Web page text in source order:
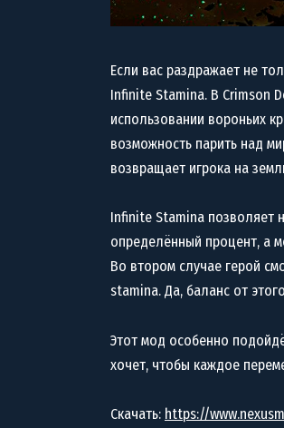
Если вас раздражает не
Infinite Stamina. В Crimson
использовании вороньих
возможность парить над
возвращает игрока на
Infinite Stamina позволяет
определённый процент, а
Во втором случае герой
stamina. Да, баланс от
Этот мод особенно
хочет, чтобы каждое
Скачать: https://